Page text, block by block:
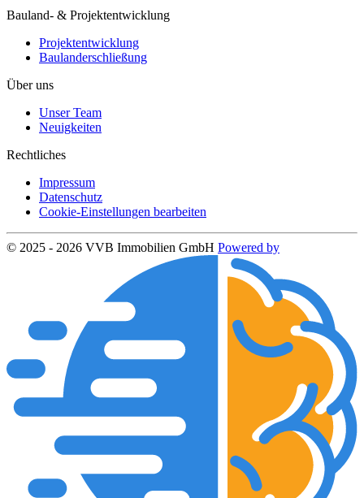
Bauland- & Projektentwicklung
Projektentwicklung
Baulanderschließung
Über uns
Unser Team
Neuigkeiten
Rechtliches
Impressum
Datenschutz
Cookie-Einstellungen bearbeiten
© 2025 - 2026 VVB Immobilien GmbH Powered by